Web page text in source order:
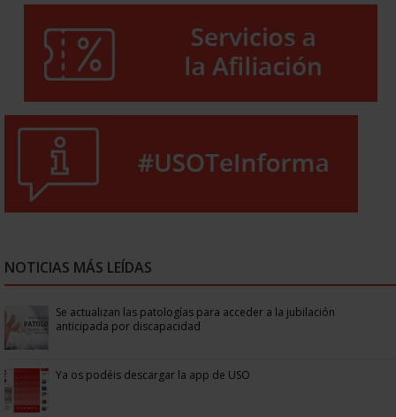
NOTICIAS MÁS LEÍDAS
Se actualizan las patologías para acceder a la jubilación
anticipada por discapacidad
Ya os podéis descargar la app de USO